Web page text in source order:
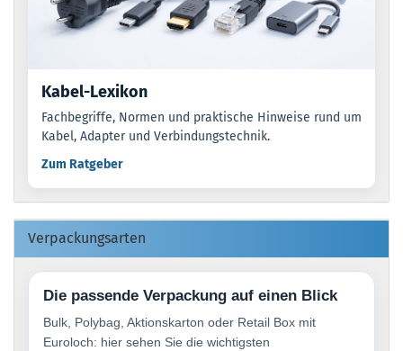
Kabel-Lexikon
Fachbegriffe, Normen und praktische Hinweise rund um
Kabel, Adapter und Verbindungstechnik.
Zum Ratgeber
Verpackungsarten
Die passende Verpackung auf einen Blick
Bulk, Polybag, Aktionskarton oder Retail Box mit
Euroloch: hier sehen Sie die wichtigsten